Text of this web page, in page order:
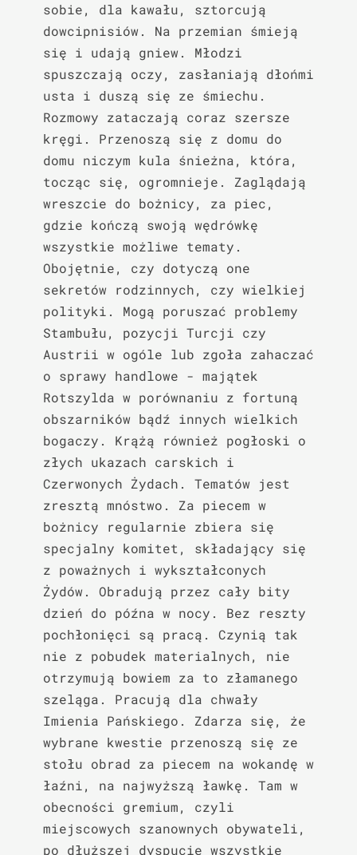
sobie, dla kawału, sztorcują
dowcipnisiów. Na przemian śmieją
się i udają gniew. Młodzi
spuszczają oczy, zasłaniają dłońmi
usta i duszą się ze śmiechu.
Rozmowy zataczają coraz szersze
kręgi. Przenoszą się z domu do
domu niczym kula śnieżna, która,
tocząc się, ogromnieje. Zaglądają
wreszcie do bożnicy, za piec,
gdzie kończą swoją wędrówkę
wszystkie możliwe tematy.
Obojętnie, czy dotyczą one
sekretów rodzinnych, czy wielkiej
polityki. Mogą poruszać problemy
Stambułu, pozycji Turcji czy
Austrii w ogóle lub zgoła zahaczać
o sprawy handlowe - majątek
Rotszylda w porównaniu z fortuną
obszarników bądź innych wielkich
bogaczy. Krążą również pogłoski o
złych ukazach carskich i
Czerwonych Żydach. Tematów jest
zresztą mnóstwo. Za piecem w
bożnicy regularnie zbiera się
specjalny komitet, składający się
z poważnych i wykształconych
Żydów. Obradują przez cały bity
dzień do późna w nocy. Bez reszty
pochłonięci są pracą. Czynią tak
nie z pobudek materialnych, nie
otrzymują bowiem za to złamanego
szeląga. Pracują dla chwały
Imienia Pańskiego. Zdarza się, że
wybrane kwestie przenoszą się ze
stołu obrad za piecem na wokandę w
łaźni, na najwyższą ławkę. Tam w
obecności gremium, czyli
miejscowych szanownych obywateli,
po dłuższej dyspucie wszystkie